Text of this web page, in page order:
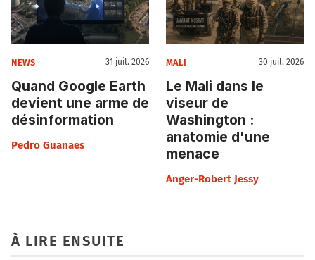
NEWS 31 juil. 2026
Quand Google Earth
devient une arme de
désinformation
Pedro Guanaes
MALI 30 juil. 2026
Le Mali dans le
viseur de
Washington :
anatomie d'une
menace
Anger-Robert Jessy
À LIRE ENSUITE